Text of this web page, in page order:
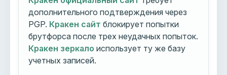
дополнительного подтверждения через
PGP. Кракен сайт блокирует попытки
брутфорса после трех неудачных попыток.
Кракен зеркало использует ту же базу
учетных записей.